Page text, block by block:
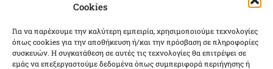
Cookies
Για να παρέχουμε την καλύτερη εμπειρία, χρησιμοποιούμε τεχνολογίες
όπως cookies για την αποθήκευση ή/και την πρόσβαση σε πληροφορίες
συσκευών. Η συγκατάθεση σε αυτές τις τεχνολογίες θα επιτρέψει σε
εμάς να επεξεργαστούμε δεδομένα όπως συμπεριφορά περιήγησης ή